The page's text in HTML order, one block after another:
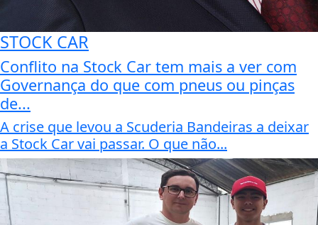
STOCK CAR
Conflito na Stock Car tem mais a ver com
Governança do que com pneus ou pinças
de...
A crise que levou a Scuderia Bandeiras a deixar
a Stock Car vai passar. O que não...